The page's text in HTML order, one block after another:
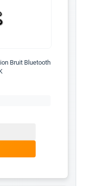
Bruit Bluetooth